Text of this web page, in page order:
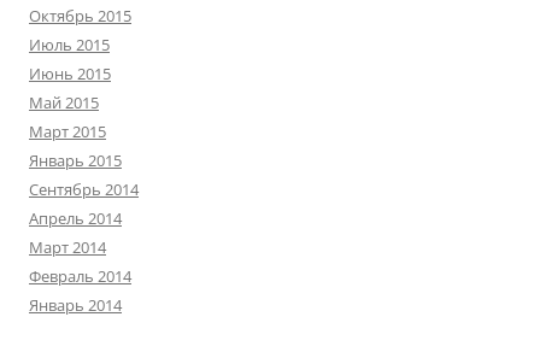
Октябрь 2015
Июль 2015
Июнь 2015
Май 2015
Март 2015
Январь 2015
Сентябрь 2014
Апрель 2014
Март 2014
Февраль 2014
Январь 2014